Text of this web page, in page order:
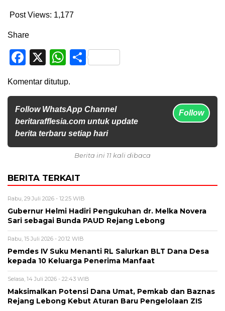
Post Views: 1,177
Share
Facebook
X WhatsApp
Share
Komentar ditutup.
Follow WhatsApp Channel
beritarafflesia.com untuk update
berita terbaru setiap hari
Follow
Berita ini 11 kali dibaca
BERITA TERKAIT
Rabu, 29 Juli 2026 - 12:25 WIB
Gubernur Helmi Hadiri Pengukuhan dr. Melka Novera
Sari sebagai Bunda PAUD Rejang Lebong
Rabu, 15 Juli 2026 - 20:12 WIB
Pemdes IV Suku Menanti RL Salurkan BLT Dana Desa
kepada 10 Keluarga Penerima Manfaat
Selasa, 14 Juli 2026 - 22:43 WIB
Maksimalkan Potensi Dana Umat, Pemkab dan Baznas
Rejang Lebong Kebut Aturan Baru Pengelolaan ZIS